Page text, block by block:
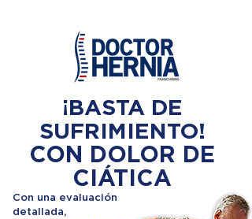
¡BASTA DE
SUFRIMIENTO!
CON DOLOR DE
CIÁTICA
Con una evaluación
detallada,